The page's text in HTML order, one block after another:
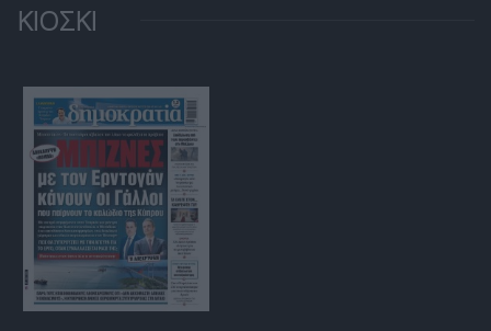
ΚΙΟΣΚΙ